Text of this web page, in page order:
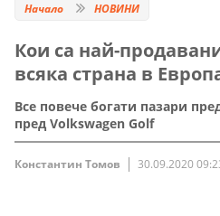
Начало НОВИНИ
Кои са най-
всяка страна в
Все повече богати пазари
пред Volkswagen Golf
Константин Томов 30.09.2020